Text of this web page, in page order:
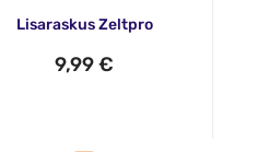
Lisaraskus Zeltpro
9,99 €